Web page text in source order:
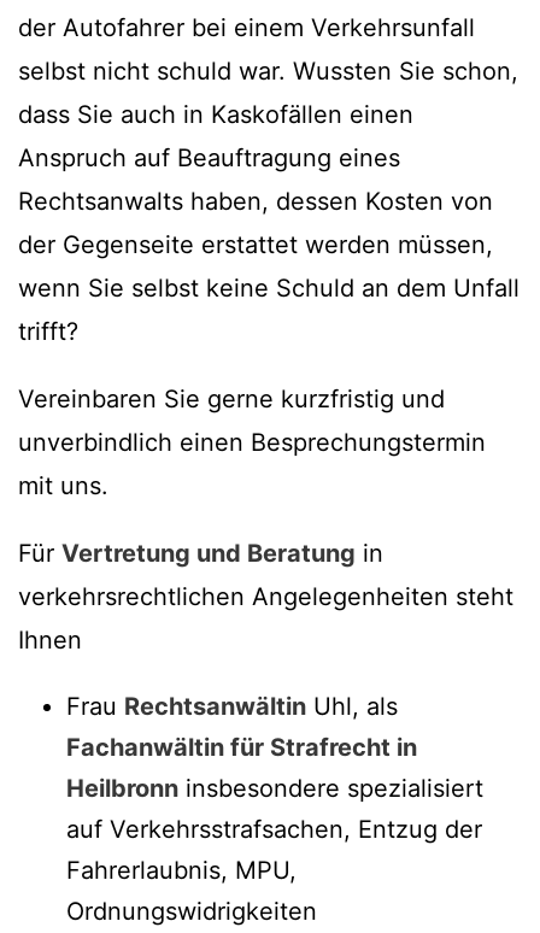
der Autofahrer bei einem Verkehrsunfall
selbst nicht schuld war. Wussten Sie schon,
dass Sie auch in Kaskofällen einen
Anspruch auf Beauftragung eines
Rechtsanwalts haben, dessen Kosten von
der Gegenseite erstattet werden müssen,
wenn Sie selbst keine Schuld an dem Unfall
trifft?
Vereinbaren Sie gerne kurzfristig und
unverbindlich einen Besprechungstermin
mit uns.
Für Vertretung und Beratung in
verkehrsrechtlichen Angelegenheiten steht
Ihnen
Frau Rechtsanwältin Uhl, als
Fachanwältin für Strafrecht in
Heilbronn insbesondere spezialisiert
auf Verkehrsstrafsachen, Entzug der
Fahrerlaubnis, MPU,
Ordnungswidrigkeiten